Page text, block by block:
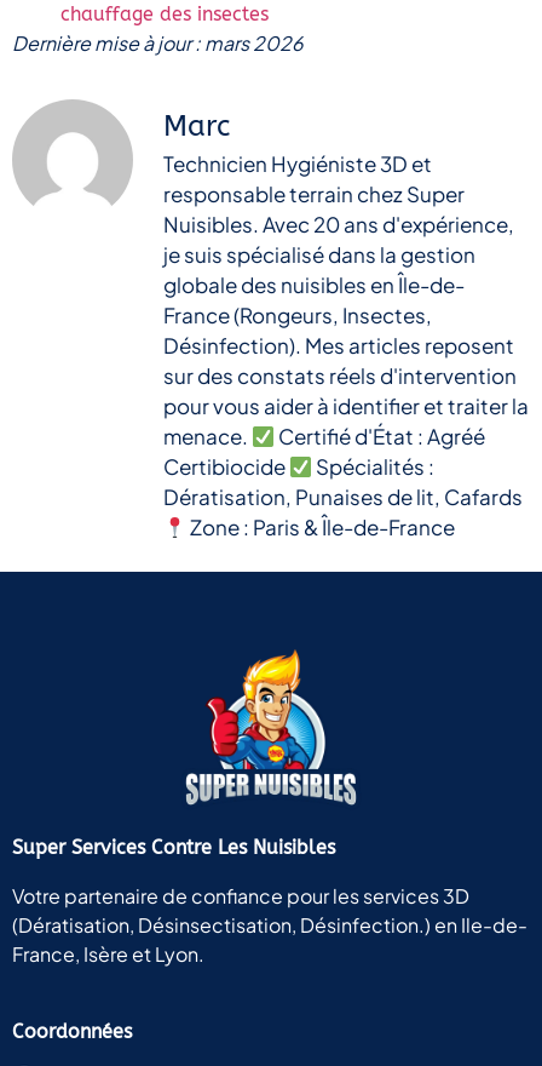
chauffage des insectes
Dernière mise à jour : mars 2026
Marc
Technicien Hygiéniste 3D et
responsable terrain chez Super
Nuisibles. Avec 20 ans d'expérience,
je suis spécialisé dans la gestion
globale des nuisibles en Île-de-
France (Rongeurs, Insectes,
Désinfection). Mes articles reposent
sur des constats réels d'intervention
pour vous aider à identifier et traiter la
menace.
Certifié d'État : Agréé
Certibiocide
Spécialités :
Dératisation, Punaises de lit, Cafards
Zone : Paris & Île-de-France
Super Services Contre Les Nuisibles
Votre partenaire de confiance pour les services 3D
(Dératisation, Désinsectisation, Désinfection.) en Ile-de-
France, Isère et Lyon.
Coordonnées